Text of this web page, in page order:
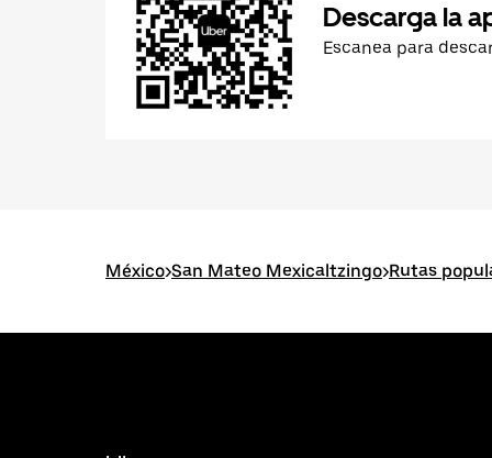
Descarga la
Escanea para
México>San Mateo Mexicaltzingo>Rutas